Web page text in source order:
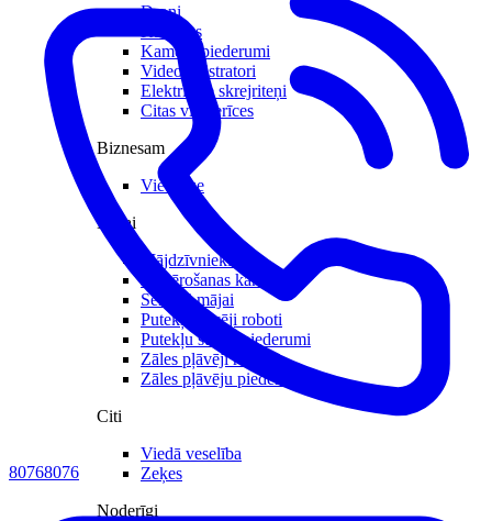
Droni
Kameras
Kameru piederumi
Videoreģistratori
Elektriskie skrejriteņi
Citas viedierīces
Biznesam
Viedkase
Mājai
Mājdzīvniekiem
Novērošanas kameras
Sensori mājai
Putekļu sūcēji roboti
Putekļu sūcēji piederumi
Zāles pļāvēji roboti
Zāles pļāvēju piederumi
Citi
Viedā veselība
Zeķes
Noderīgi
80768076